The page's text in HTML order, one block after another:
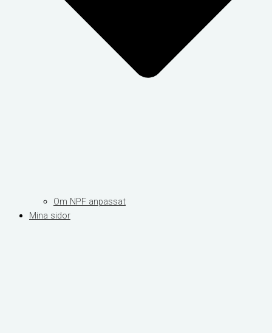
Om NPF anpassat
Mina sidor